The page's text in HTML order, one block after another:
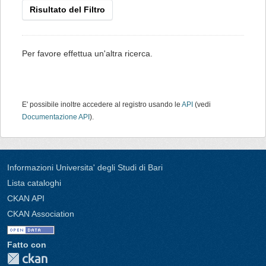
Risultato del Filtro
Per favore effettua un'altra ricerca.
E' possibile inoltre accedere al registro usando le API (vedi
Documentazione API ).
Informazioni Universita' degli Studi di Bari
Lista cataloghi
CKAN API
CKAN Association
Fatto con